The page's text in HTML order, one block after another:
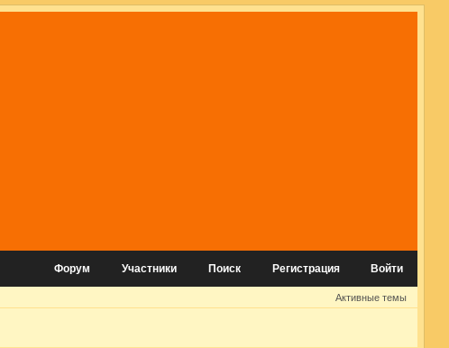
Форум Участники Поиск Регистрация Войти
Активные темы